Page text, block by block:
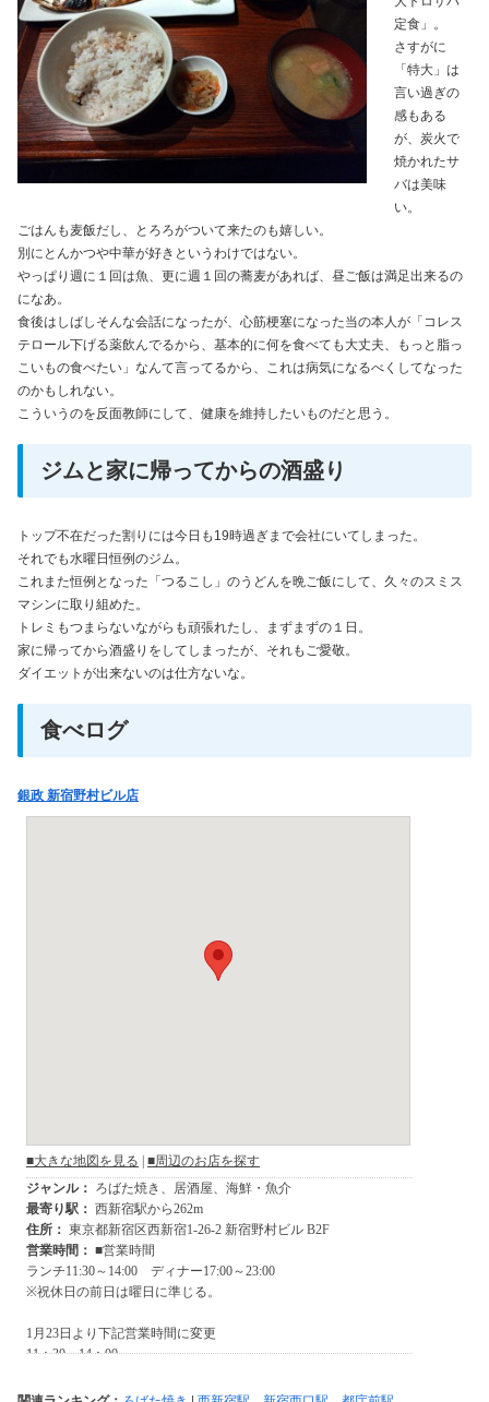
定食」。
さすがに
「特大」は
言い過ぎの
感もある
が、炭火で
焼かれたサ
バは美味
い。
ごはんも麦飯だし、とろろがついて来たのも嬉しい。
別にとんかつや中華が好きというわけではない。
やっぱり週に１回は魚、更に週１回の蕎麦があれば、昼ご飯は満足出来るの
になあ。
食後はしばしそんな会話になったが、心筋梗塞になった当の本人が「コレス
テロール下げる薬飲んでるから、基本的に何を食べても大丈夫、もっと脂っ
こいもの食べたい」なんて言ってるから、これは病気になるべくしてなった
のかもしれない。
こういうのを反面教師にして、健康を維持したいものだと思う。
ジムと家に帰ってからの酒盛り
トップ不在だった割りには今日も19時過ぎまで会社にいてしまった。
それでも水曜日恒例のジム。
これまた恒例となった「つるこし」のうどんを晩ご飯にして、久々のスミス
マシンに取り組めた。
トレミもつまらないながらも頑張れたし、まずまずの１日。
家に帰ってから酒盛りをしてしまったが、それもご愛敬。
ダイエットが出来ないのは仕方ないな。
食べログ
銀政 新宿野村ビル店